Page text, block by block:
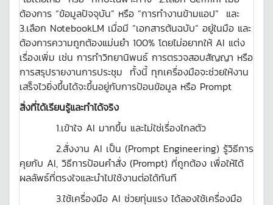
ต้องการ “ข้อมูลปัจจุบัน” หรือ “การทำงานข้ามแอป” และ
3.เลือก NotebookLM เมื่อมี “เอกสารต้นฉบับ” อยู่ในมือ และ
ต้องการความถูกต้องแม่นยำ 100% โดยไม่อยากให้ AI แต่ง
เรื่องเพิ่ม เช่น การทำวิทยานิพนธ์ การตรวจสอบสัญญา หรือ
การสรุปรายงานการประชุม ทั้งนี้ ทุกเครื่องมือจะช่วยให้งาน
เสร็จไวยิ่งขึ้นได้จะขึ้นอยู่กับการป้อนข้อมูล หรือ Prompt
สิ่งที่ได้เรียนรู้และทำได้จริง
1.เข้าใจ AI มากขึ้น และไม่ใช่เรื่องไกลตัว
2.สั่งงาน AI เป็น (Prompt Engineering) รู้วิธีการ
คุยกับ AI, วิธีการป้อนคำสั่ง (Prompt) ที่ถูกต้อง เพื่อให้ได้
ผลลัพธ์ที่ตรงใจและนำไปใช้งานต่อได้ทันที
3.ใช้เครื่องมือ AI ช่วยทุ่นแรง ได้ลองใช้เครื่องมือ